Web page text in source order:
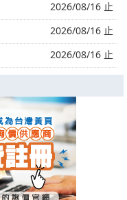
2026/08/16 止
2026/08/16 止
2026/08/16 止